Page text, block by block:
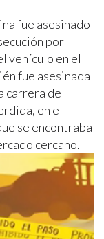
fue asesinado
por
vehículo en el
fue asesinada
carrera de
en el
se encontraba
cercano.